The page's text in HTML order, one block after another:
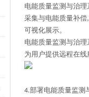
电能质量监测与治
采集与电能质量补
可视化展示。
电能质量监测与治
为用户提供远程在线
4.部署电能质量监测